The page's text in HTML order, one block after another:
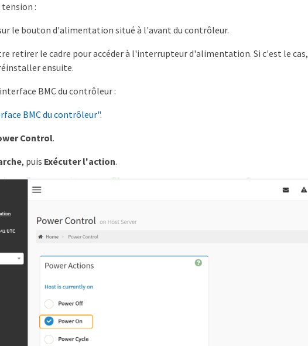
:
le bouton d'alimentation situé à l'avant du contrôleur.
retirer le cadre pour accéder à l'interrupteur d'alimentation. Si c'est le cas,
ensuite.
BMC du contrôleur :
BMC du contrôleur".
Control.
, puis Exécuter l'action.